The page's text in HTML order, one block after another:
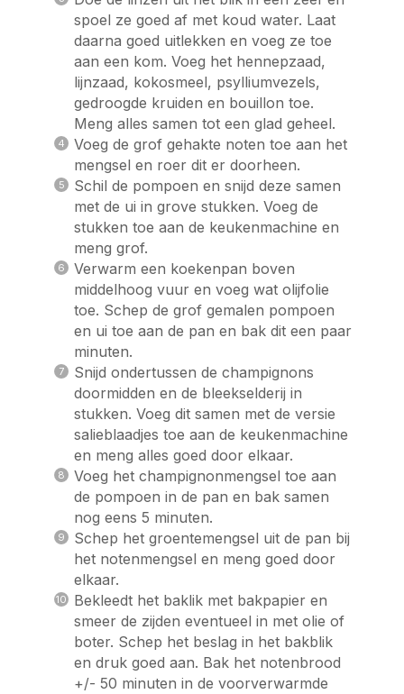
spoel ze goed af met koud water. Laat
daarna goed uitlekken en voeg ze toe
aan een kom. Voeg het hennepzaad,
lijnzaad, kokosmeel, psylliumvezels,
gedroogde kruiden en bouillon toe.
Meng alles samen tot een glad geheel.
Voeg de grof gehakte noten toe aan het
mengsel en roer dit er doorheen.
Schil de pompoen en snijd deze samen
met de ui in grove stukken. Voeg de
stukken toe aan de keukenmachine en
meng grof.
Verwarm een koekenpan boven
middelhoog vuur en voeg wat olijfolie
toe. Schep de grof gemalen pompoen
en ui toe aan de pan en bak dit een paar
minuten.
Snijd ondertussen de champignons
doormidden en de bleekselderij in
stukken. Voeg dit samen met de versie
salieblaadjes toe aan de keukenmachine
en meng alles goed door elkaar.
Voeg het champignonmengsel toe aan
de pompoen in de pan en bak samen
nog eens 5 minuten.
Schep het groentemengsel uit de pan bij
het notenmengsel en meng goed door
elkaar.
Bekleedt het baklik met bakpapier en
smeer de zijden eventueel in met olie of
boter. Schep het beslag in het bakblik
en druk goed aan. Bak het notenbrood
+/- 50 minuten in de voorverwarmde